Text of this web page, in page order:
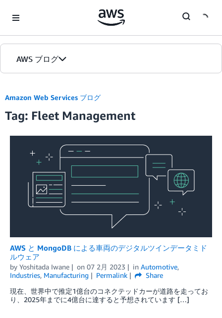
AWS ブログ
カテゴリ
エディション
Amazon Web Services ブログ
Tag: Fleet Management
AWS と MongoDB による車両のデジタルツインデータミド
ルウェア
by Yoshitada Iwane on 07 2月 2023 in Automotive,
Industries, Manufacturing Permalink
Share
現在、世界中で推定1億台のコネクテッドカーが道路を走ってお
り、2025年までに4億台に達すると予想されています […]